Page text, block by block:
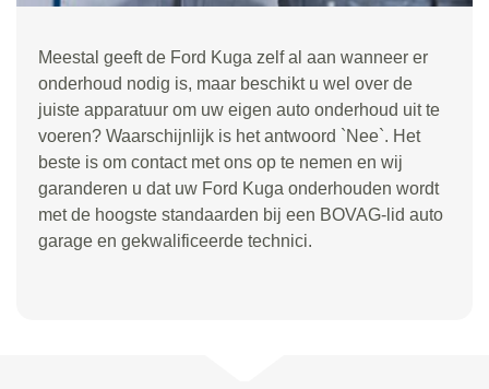
Meestal geeft de Ford Kuga zelf al aan wanneer er
onderhoud nodig is, maar beschikt u wel over de
juiste apparatuur om uw eigen auto onderhoud uit te
voeren? Waarschijnlijk is het antwoord `Nee`. Het
beste is om contact met ons op te nemen en wij
garanderen u dat uw Ford Kuga onderhouden wordt
met de hoogste standaarden bij een BOVAG-lid auto
garage en gekwalificeerde technici.